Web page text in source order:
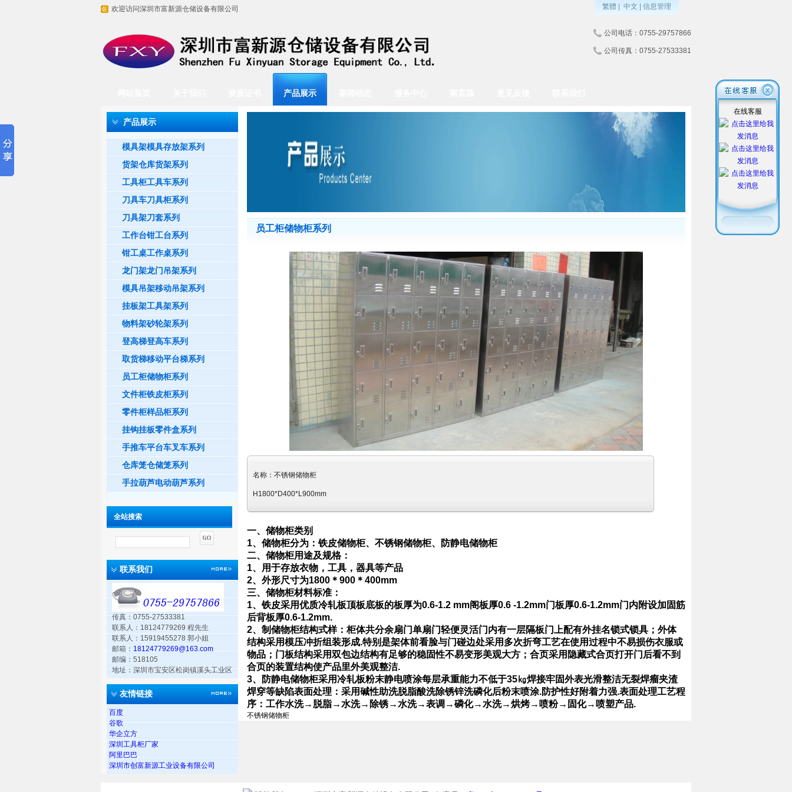
欢迎访问深圳市富新源仓储设备有限公司 繁體 中文 信息管理
公司电话：0755-29757866
公司传真：0755-27533381
产品展示
产品展示
模具架模具存放架系列
货架仓库货架系列
工具柜工具车系列
刀具车刀具柜系列
刀具架刀套系列
工作台钳工台系列
钳工桌工作桌系列
龙门架龙门吊架系列
模具吊架移动吊架系列
挂板架工具架系列
物料架砂轮架系列
登高梯登高车系列
取货梯移动平台梯系列
员工柜储物柜系列
文件柜铁皮柜系列
零件柜样品柜系列
挂钩挂板零件盒系列
手推车平台车叉车系列
仓库笼仓储笼系列
手拉葫芦电动葫芦系列
全站搜索
联系我们
传真：0755-27533381
联系人：18124779269 程先生
联系人：15919455278 郭小姐
邮箱：18124779269@163.com
邮编：518105
地址：深圳市宝安区松岗镇溪头工业区
友情链接
百度
谷歌
华企立方
深圳工具柜厂家
阿里巴巴
深圳市创富新源工业设备有限公司
员工柜储物柜系列
名称： 不锈钢储物柜
H1800*D400*L900mm
一、储物柜类别
1、储物柜分为：铁皮储物柜、不锈钢储物柜、防静电储物柜
二、储物柜用途及规格：
1、用于存放衣物，工具，器具等产品
2、外形尺寸为1800 ＊ 900 ＊ 400mm
三、储物柜材料标准：
1、铁皮采用优质冷轧板顶板底板的板厚为0.6-1.2 mm阁板厚0.6 -1.2mm门板厚0.6-1.2mm门内附设加固筋
后背板厚0.6-1.2mm.
2、制储物柜结构式样：柜体共分余扇门单扇门轻便灵活门内有一层隔板门上配有外挂名锁式锁具；外体
结构采用模压冲折组装形成.特别是架体前看脸与门碰边处采用多次折弯工艺在使用过程中不易损伤衣服或
物品；门板结构采用双包边结构有足够的稳固性不易变形美观大方；合页采用隐藏式合页打开门后看不到
合页的装置结构使产品里外美观整洁.
3、防静电储物柜采用冷轧板粉末静电喷涂每层承重能力不低于35㎏焊接牢固外表光滑整洁无裂焊瘤夹渣
焊穿等缺陷表面处理：采用碱性助洗脱脂酸洗除锈锌洗磷化后粉末喷涂.防护性好附着力强.表面处理工艺程
序：工作水洗→ 脱脂→ 水洗→ 除锈→ 水洗→表调 →磷化→ 水洗→烘烤→ 喷粉→ 固化→ 喷塑产品.
不锈钢储物柜
在线客服